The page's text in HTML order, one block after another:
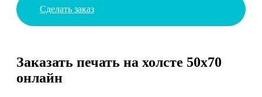
Сделать заказ
Заказать печать на холсте 50х70
онлайн